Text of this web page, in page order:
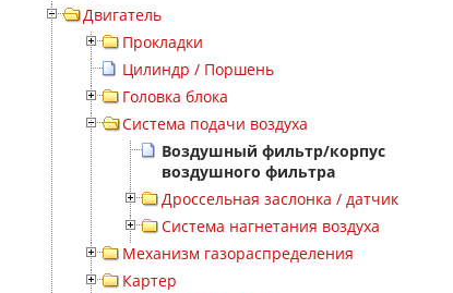
Двигатель
Прокладки
Цилиндр / Поршень
Головка блока
Система подачи воздуха
Воздушный фильтр/корпус
воздушного фильтра
Дроссельная заслонка / датчик
Система нагнетания воздуха
Механизм газораспределения
Картер